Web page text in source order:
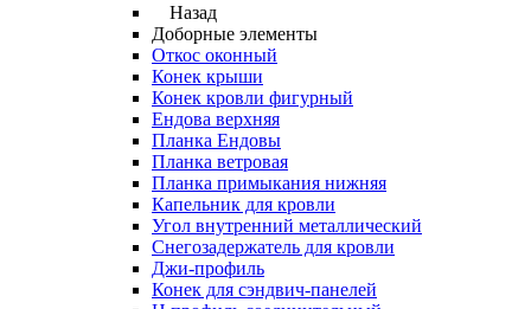
Назад
Доборные элементы
Откос оконный
Конек крыши
Конек кровли фигурный
Ендова верхняя
Планка Ендовы
Планка ветровая
Планка примыкания нижняя
Капельник для кровли
Угол внутренний металлический
Снегозадержатель для кровли
Джи-профиль
Конек для сэндвич-панелей